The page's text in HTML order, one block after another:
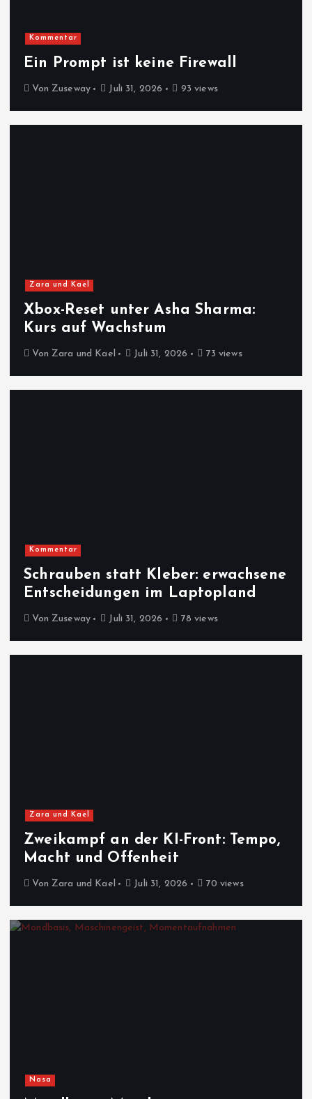
Kommentar
Ein Prompt ist keine Firewall
Von Zuseway Juli 31, 2026 93 views
Zara und Kael
Xbox-Reset unter Asha Sharma:
Kurs auf Wachstum
Von Zara und Kael Juli 31, 2026 73 views
Kommentar
Schrauben statt Kleber: erwachsene
Entscheidungen im Laptopland
Von Zuseway Juli 31, 2026 78 views
Zara und Kael
Zweikampf an der KI-Front: Tempo,
Macht und Offenheit
Von Zara und Kael Juli 31, 2026 70 views
Nasa